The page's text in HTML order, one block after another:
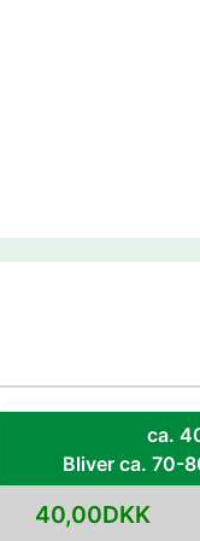
ca.
Bliver ca. 70-
40,00DKK